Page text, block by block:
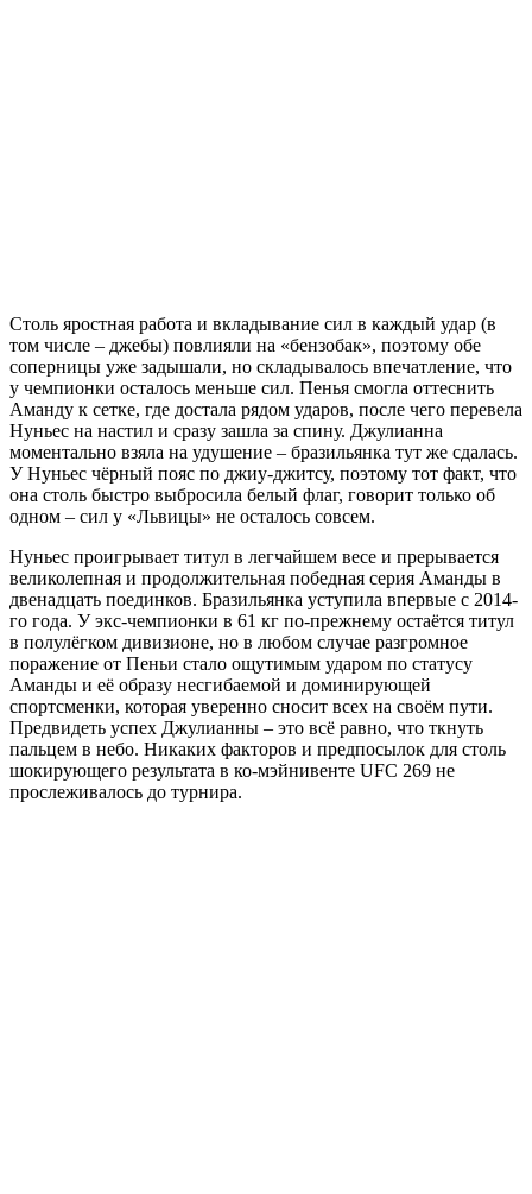
Столь яростная работа и вкладывание сил в каждый удар (в
том числе – джебы) повлияли на «бензобак», поэтому обе
соперницы уже задышали, но складывалось впечатление, что
у чемпионки осталось меньше сил. Пенья смогла оттеснить
Аманду к сетке, где достала рядом ударов, после чего перевела
Нуньес на настил и сразу зашла за спину. Джулианна
моментально взяла на удушение – бразильянка тут же сдалась.
У Нуньес чёрный пояс по джиу-джитсу, поэтому тот факт, что
она столь быстро выбросила белый флаг, говорит только об
одном – сил у «Львицы» не осталось совсем.
Нуньес проигрывает титул в легчайшем весе и прерывается
великолепная и продолжительная победная серия Аманды в
двенадцать поединков. Бразильянка уступила впервые с 2014-
го года. У экс-чемпионки в 61 кг по-прежнему остаётся титул
в полулёгком дивизионе, но в любом случае разгромное
поражение от Пеньи стало ощутимым ударом по статусу
Аманды и её образу несгибаемой и доминирующей
спортсменки, которая уверенно сносит всех на своём пути.
Предвидеть успех Джулианны – это всё равно, что ткнуть
пальцем в небо. Никаких факторов и предпосылок для столь
шокирующего результата в ко-мэйнивенте UFC 269 не
прослеживалось до турнира.